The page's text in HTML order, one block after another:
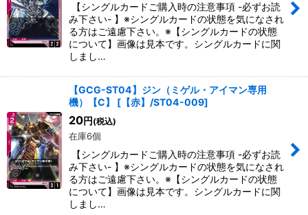
【シングルカードご購入時の注意事項 -必ずお読
み下さい- 】※シングルカードの状態を気になされ
る方はご遠慮下さい。※【シングルカードの状態
について】画像は見本です。シングルカードに関
しまし…
【GCG-ST04】ジン（ミゲル・アイマン専用
機）【C】
[ 【赤】/ST04-009]
20円 (税込)
在庫6個
【シングルカードご購入時の注意事項 -必ずお読
み下さい- 】※シングルカードの状態を気になされ
る方はご遠慮下さい。※【シングルカードの状態
について】画像は見本です。シングルカードに関
しまし…